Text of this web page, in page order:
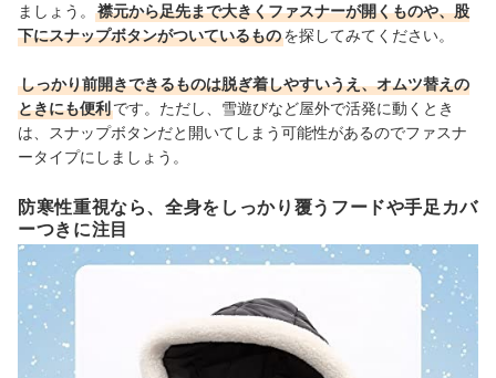
ましょう。
襟元から足先まで大きくファスナーが開くものや、股
下にスナップボタンがついているものを探してみてください。
しっかり前開きできるものは脱ぎ着しやすいうえ、オムツ替えの
ときにも便利です。ただし、 雪遊びなど屋外で活発に動くとき
は、スナップボタンだと開いてしまう可能性があるのでファスナ
ータイプにしましょう。
防寒性重視なら、全身をしっかり覆うフードや手足カバ
ーつきに注目